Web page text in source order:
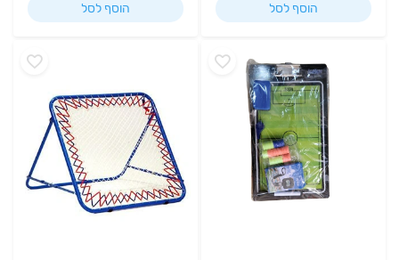
הוסף לסל הוסף לסל